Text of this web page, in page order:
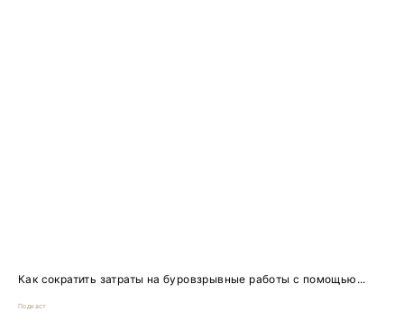
Как сократить затраты на буровзрывные работы с помощью...
Подкаст